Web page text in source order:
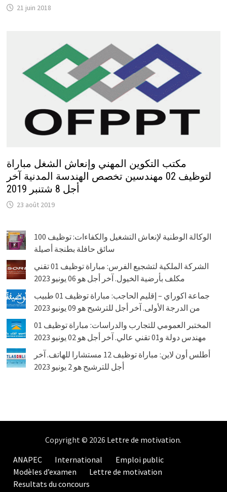
21 juin 2018
مكتب التكوين المهني وإنعاش الشغل مباراة
لتوظيف 02 مهندسين تخصص الهندسة المدنية آخر
أجل 8 شتنبر 2019
23 août 2019
الوكالة الوطنية لإنعاش التشغيل والكفاءات: توظيف 100
سائق حافلة بطنجة أصيلة
الشركة الملكية لتشجيع الفرس: مباراة توظيف 01 تقني
مكلف بأرضية الخيول. آخر أجل هو 06 يونيو 2023
جماعة اكوراي – إقليم الحاجب: مباراة توظيف 01 طبيب
من الدرجة الأولى. آخر أجل للترشيح هو 09 يونيو 2023
المختبر العمومي للتجارب والدراسات: مباراة توظيف 01
مهندس دولة و01 تقني عالي. آخر أجل هو 02 يونيو 2023
أطلس أون لاين: مباراة توظيف 12 مستشارا للهاتف. آخر
أجل للترشيح هو 2 يونيو 2023
Copyright © 2026 Lettre de motivation.
ANAPEC
International
Emploi public
Modèles d’examen
Lettre de motivation
Resultats du concours